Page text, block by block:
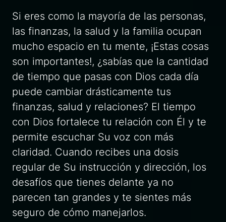
Si eres como la mayoría de las personas,
las finanzas, la salud y la familia ocupan
mucho espacio en tu mente, ¡Estas cosas
son importantes!, ¿sabías que la cantidad
de tiempo que pasas con Dios cada día
puede cambiar drásticamente tus
finanzas, salud y relaciones? El tiempo
con Dios fortalece tu relación con Él y te
permite escuchar Su voz con más
claridad. Cuando recibes una dosis
regular de Su instrucción y dirección, los
desafíos que tienes delante ya no
parecen tan grandes y te sientes más
seguro de cómo manejarlos.